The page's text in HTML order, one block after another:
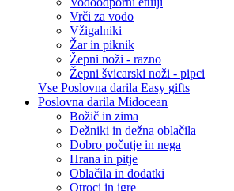
Vrči za vodo
Vžigalniki
Žar in piknik
Žepni noži - razno
Žepni švicarski noži - pipci
Vse Poslovna darila Easy gifts
Poslovna darila Midocean
Božič in zima
Dežniki in dežna oblačila
Dobro počutje in nega
Hrana in pitje
Oblačila in dodatki
Otroci in igre